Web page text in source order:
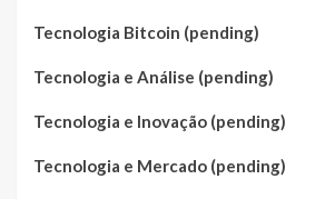
Tecnologia Bitcoin (pending)
Tecnologia e Análise (pending)
Tecnologia e Inovação (pending)
Tecnologia e Mercado (pending)